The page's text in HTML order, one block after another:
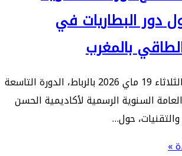
البطاريات في
بالمغرب
افتتحت، يوم الثلاثاء 19 ماي 2026 بالرباط، الدورة التاسعة
الرسمية لأكاديمية الحسن
حول…